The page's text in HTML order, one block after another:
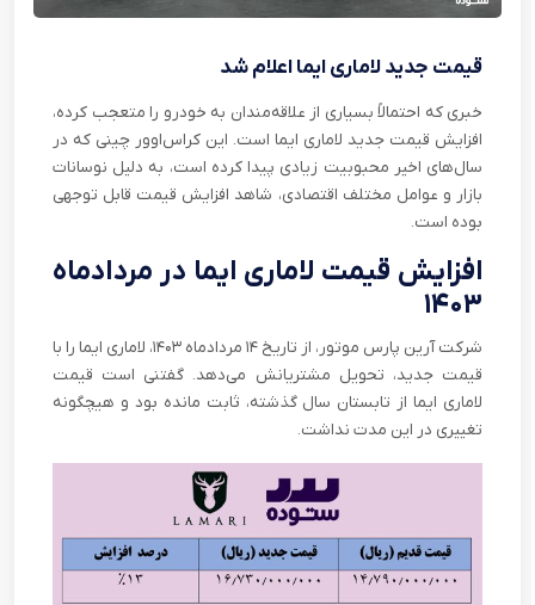
قیمت جدید لاماری ایما اعلام شد
خبری که احتمالاً بسیاری از علاقه‌مندان به خودرو را متعجب کرده،
افزایش قیمت جدید لاماری ایما است. این کراس‌اوور چینی که در
سال‌های اخیر محبوبیت زیادی پیدا کرده است، به دلیل نوسانات
بازار و عوامل مختلف اقتصادی، شاهد افزایش قیمت قابل توجهی
بوده است.
افزایش قیمت لاماری ایما در مردادماه
۱۴۰۳
شرکت آرین پارس موتور، از تاریخ ۱۴ مردادماه ۱۴۰۳، لاماری ایما را با
قیمت جدید، تحویل مشتریانش می‌دهد. گفتنی است قیمت
لاماری ایما از تابستان سال گذشته، ثابت مانده بود و هیچگونه
تغییری در این مدت نداشت.